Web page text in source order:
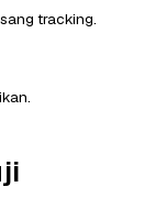
tracking.